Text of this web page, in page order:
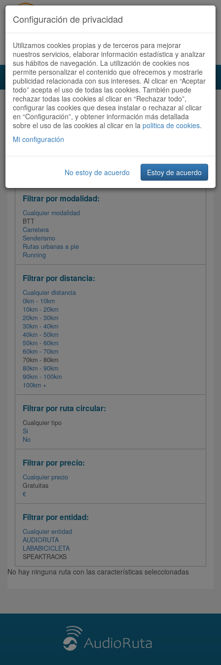
Acceder Registrate ahora Español | Català
Audioruta Todas las rutas
Todas las rutas
Ordenar por: Más recientes /
Filtrar las rutas
Filtrar por modalidad:
Cualquier modalidad
BTT
Carretera
Senderismo
Rutas urbanas a pie
Running
Filtrar por distancia:
Cualquier distancia
0km - 10km
10km - 20km
20km - 30km
30km - 40km
40km - 50km
50km - 60km
60km - 70km
70km - 80km
80km - 90km
90km - 100km
100km +
Filtrar por ruta circular:
Cualquier tipo
Si
No
Filtrar por precio:
Cualquier precio
Gratuitas
€
Filtrar por entidad:
Cualquier entidad
AUDIORUTA
LABABICICLETA
SPEAKTRACKS
No hay ninguna ruta con las características seleccionadas
Configuración de privacidad
Utilizamos cookies propias y de terceros para mejorar
nuestros servicios, elaborar información estadística y analizar
sus hábitos de navegación. La utilización de cookies nos
permite personalizar el contenido que ofrecemos y mostrarle
publicidad relacionada con sus intereses. Al clicar en “Aceptar
todo” acepta el uso de todas las cookies. También puede
rechazar todas las cookies al clicar en “Rechazar todo”,
configurar las cookies que desea instalar o rechazar al clicar
en “Configuración”, y obtener información más detallada
sobre el uso de las cookies al clicar en la politica de cookies.
Mi configuración
No estoy de acuerdo Estoy de acuerdo